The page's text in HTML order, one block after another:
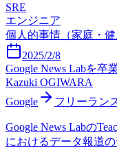
SRE
エンジニア
個人的事情（家庭・健
2025/2/8
Google News Labを卒
Kazuki OGIWARA
Google
フリーラン
Google News Labの
におけるデータ報道